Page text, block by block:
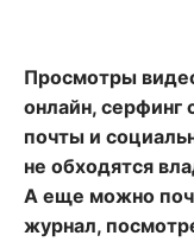
Просмотры
онлайн, серфинг
почты и
не обходятся
А еще можно
журнал,